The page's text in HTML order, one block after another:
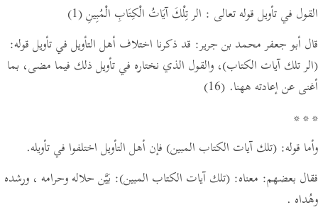
القول في تأويل قوله تعالى : الر تِلْكَ آيَاتُ الْكِتَابِ الْمُبِينِ(1)
قال أبو جعفر محمد بن جرير: قد ذكرنا اختلاف أهل التأويل في تأويل قوله:
(الر تلك آيات الكتاب)، والقول الذي نختاره في تأويل ذلك فيما مضى، بما
أغنى عن إعادته ههنا. (16)
* * *
وأما قوله: (تلك آيات الكتاب المبين) فإن أهل التأويل اختلفوا في تأويله.
فقال بعضهم: معناه: (تلك آيات الكتاب المبين): بَيَّن حلاله وحرامه ، ورشده
وهُداه .